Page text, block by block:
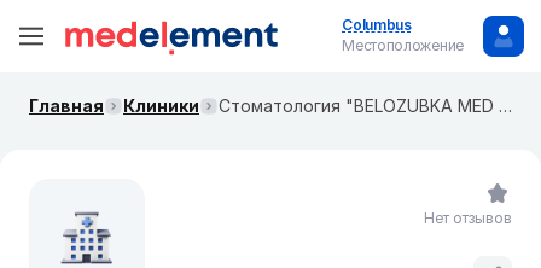
Columbus
Местоположение
Главная Клиники Стоматология "BELOZUBKA MED SERVIS"
Нет отзывов